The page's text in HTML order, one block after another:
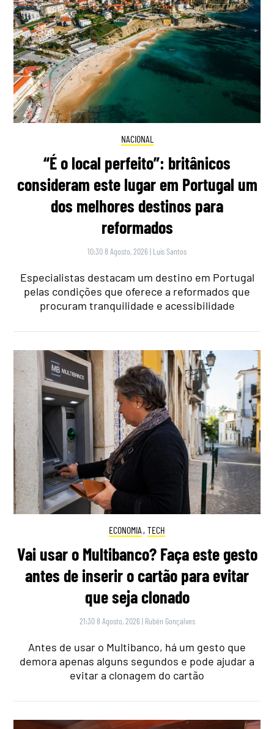
NACIONAL
“É o local perfeito”: britânicos
consideram este lugar em Portugal um
dos melhores destinos para
reformados
10:30 8 Agosto, 2026 | Luís Santos
Especialistas destacam um destino em Portugal
pelas condições que oferece a reformados que
procuram tranquilidade e acessibilidade
ECONOMIA , TECH
Vai usar o Multibanco? Faça este gesto
antes de inserir o cartão para evitar
que seja clonado
21:30 8 Agosto, 2026 | Rubén Gonçalves
Antes de usar o Multibanco, há um gesto que
demora apenas alguns segundos e pode ajudar a
evitar a clonagem do cartão